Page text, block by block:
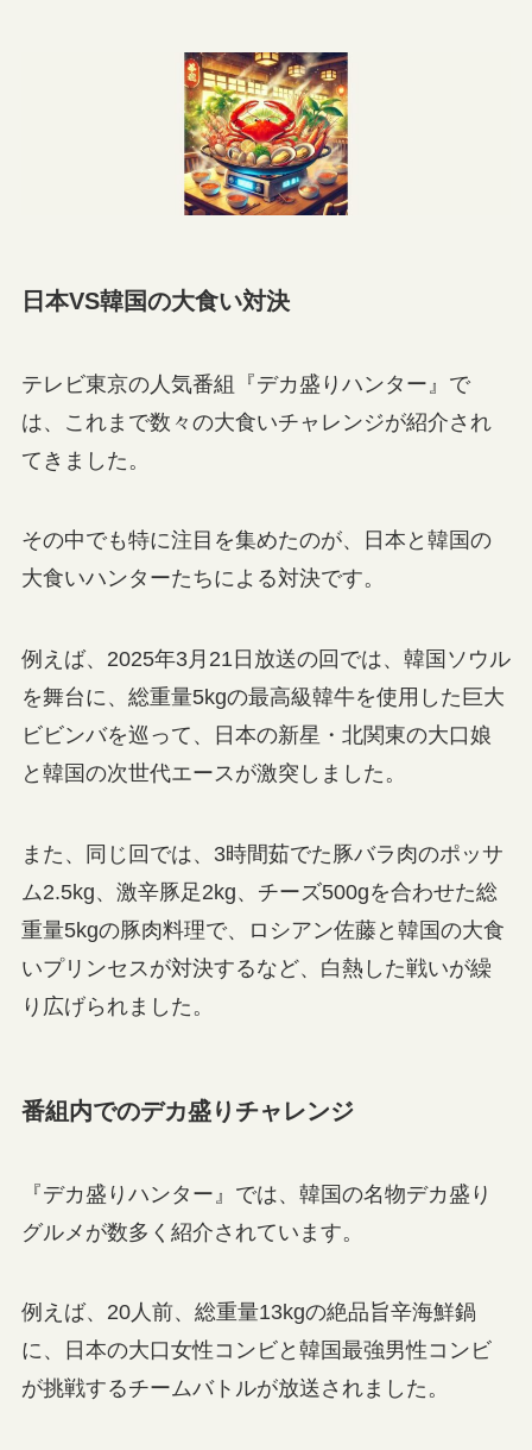
日本VS韓国の大食い対決
テレビ東京の人気番組『デカ盛りハンター』で
は、これまで数々の大食いチャレンジが紹介され
てきました。
その中でも特に注目を集めたのが、日本と韓国の
大食いハンターたちによる対決です。
例えば、2025年3月21日放送の回では、韓国ソウル
を舞台に、総重量5kgの最高級韓牛を使用した巨大
ビビンバを巡って、日本の新星・北関東の大口娘
と韓国の次世代エースが激突しました。
また、同じ回では、3時間茹でた豚バラ肉のポッサ
ム2.5kg、激辛豚足2kg、チーズ500gを合わせた総
重量5kgの豚肉料理で、ロシアン佐藤と韓国の大食
いプリンセスが対決するなど、白熱した戦いが繰
り広げられました。
番組内でのデカ盛りチャレンジ
『デカ盛りハンター』では、韓国の名物デカ盛り
グルメが数多く紹介されています。
例えば、20人前、総重量13kgの絶品旨辛海鮮鍋
に、日本の大口女性コンビと韓国最強男性コンビ
が挑戦するチームバトルが放送されました。